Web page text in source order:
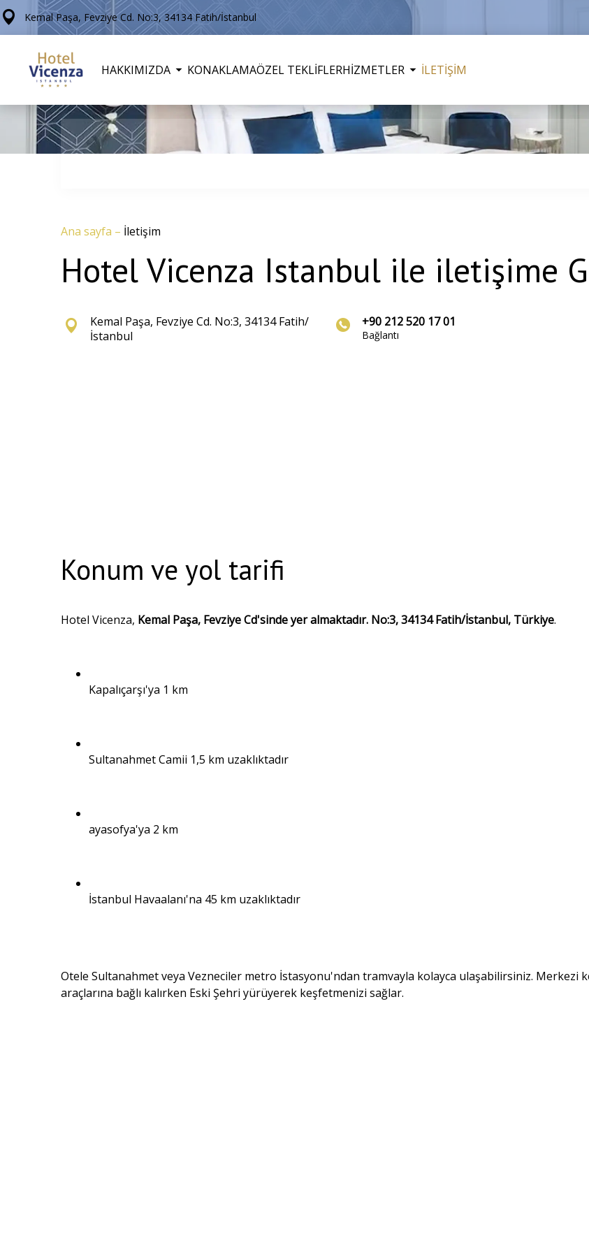
Kemal Paşa, Fevziye Cd. No:3, 34134 Fatih/İstanbul
HAKKIMIZDA KONAKLAMAÖZEL TEKLİFLERHİZMETLER İLETİŞİM
Ana sayfa – İletişim
Hotel Vicenza Istanbul ile iletişime
Kemal Paşa, Fevziye Cd. No:3, 34134 Fatih/
İstanbul
+90 212 520 17 01
Bağlantı
Konum ve yol tarifi
Hotel Vicenza, Kemal Paşa, Fevziye Cd'sinde yer almaktadır. No:3, 34134 Fatih/İstanbul, Türkiye.
Kapalıçarşı'ya 1 km
Sultanahmet Camii 1,5 km uzaklıktadır
ayasofya'ya 2 km
İstanbul Havaalanı'na 45 km uzaklıktadır
Otele Sultanahmet veya Vezneciler metro İstasyonu'ndan tramvayla kolayca ulaşabilirsiniz. Merkezi
araçlarına bağlı kalırken Eski Şehri yürüyerek keşfetmenizi sağlar.